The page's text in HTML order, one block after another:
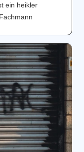
ein heikler